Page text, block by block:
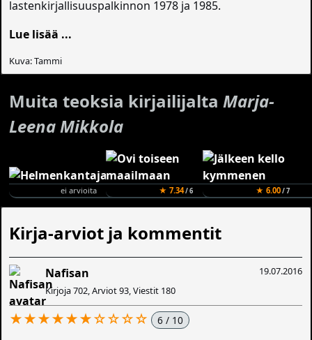
lastenkirjallisuuspalkinnon 1978 ja 1985.
Lue lisää ...
Kuva: Tammi
Muita teoksia kirjailijaltaMarja-
Leena Mikkola
ei arvioita ★ 7.34/ 6 ★ 6.00/ 7
Kirja-arviot ja kommentit
19.07.2016
Nafisan
Kirjoja 702, Arviot 93, Viestit 180
★★★★★★☆☆☆☆ 6 / 10